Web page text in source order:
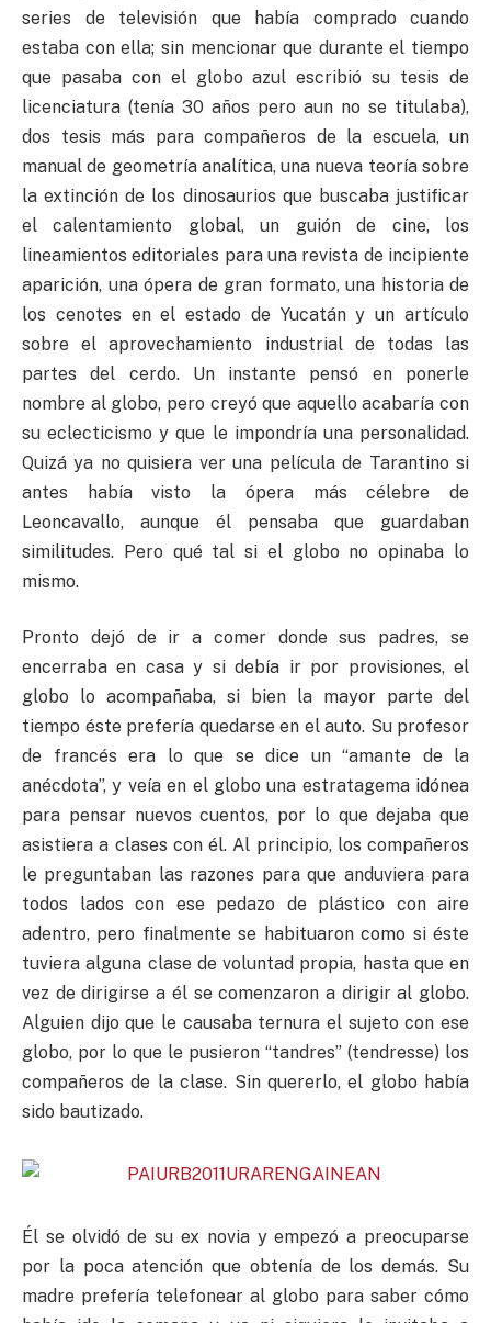
series de televisión que había comprado cuando
estaba con ella; sin mencionar que durante el tiempo
que pasaba con el globo azul escribió su tesis de
licenciatura (tenía 30 años pero aun no se titulaba),
dos tesis más para compañeros de la escuela, un
manual de geometría analítica, una nueva teoría sobre
la extinción de los dinosaurios que buscaba justificar
el calentamiento global, un guión de cine, los
lineamientos editoriales para una revista de incipiente
aparición, una ópera de gran formato, una historia de
los cenotes en el estado de Yucatán y un artículo
sobre el aprovechamiento industrial de todas las
partes del cerdo. Un instante pensó en ponerle
nombre al globo, pero creyó que aquello acabaría con
su eclecticismo y que le impondría una personalidad.
Quizá ya no quisiera ver una película de Tarantino si
antes había visto la ópera más célebre de
Leoncavallo, aunque él pensaba que guardaban
similitudes. Pero qué tal si el globo no opinaba lo
mismo.
Pronto dejó de ir a comer donde sus padres, se
encerraba en casa y si debía ir por provisiones, el
globo lo acompañaba, si bien la mayor parte del
tiempo éste prefería quedarse en el auto. Su profesor
de francés era lo que se dice un “amante de la
anécdota”, y veía en el globo una estratagema idónea
para pensar nuevos cuentos, por lo que dejaba que
asistiera a clases con él. Al principio, los compañeros
le preguntaban las razones para que anduviera para
todos lados con ese pedazo de plástico con aire
adentro, pero finalmente se habituaron como si éste
tuviera alguna clase de voluntad propia, hasta que en
vez de dirigirse a él se comenzaron a dirigir al globo.
Alguien dijo que le causaba ternura el sujeto con ese
globo, por lo que le pusieron “tandres” (tendresse) los
compañeros de la clase. Sin quererlo, el globo había
sido bautizado.
Él se olvidó de su ex novia y empezó a preocuparse
por la poca atención que obtenía de los demás. Su
madre prefería telefonear al globo para saber cómo